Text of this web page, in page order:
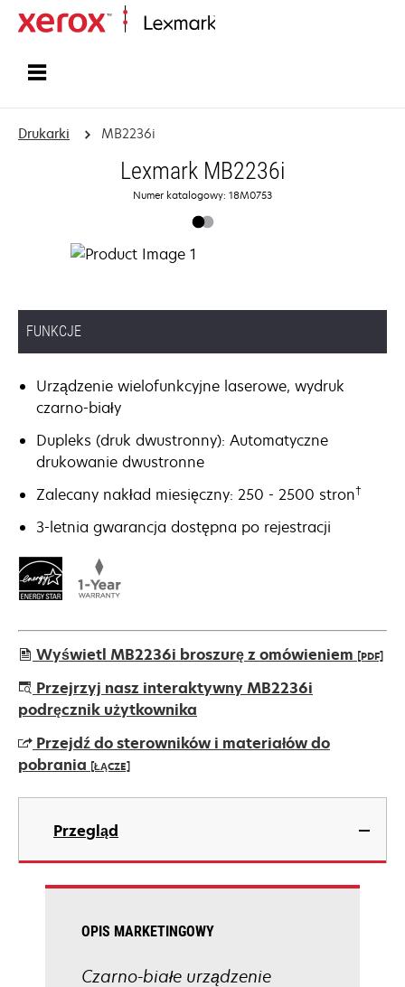
Drukarki MB2236i
Lexmark MB2236i
Numer katalogowy: 18M0753
FUNKCJE
Urządzenie wielofunkcyjne laserowe, wydruk
czarno-biały
Dupleks (druk dwustronny): Automatyczne
drukowanie dwustronne
Zalecany nakład miesięczny: 250 - 2500 stron†
3-letnia gwarancja dostępna po rejestracji
Wyświetl MB2236i broszurę z omówieniem [PDF]
opens
in
new
tab
Przejrzyj nasz interaktywny MB2236i
podręcznik użytkownika
Przejdź do sterowników i materiałów do
pobrania [ŁĄCZE]
opens
new
Przegląd
OPIS MARKETINGOWY
Czarno-białe urządzenie